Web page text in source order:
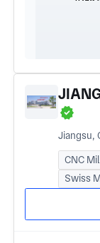
Jiangsu,
CNC
Swiss